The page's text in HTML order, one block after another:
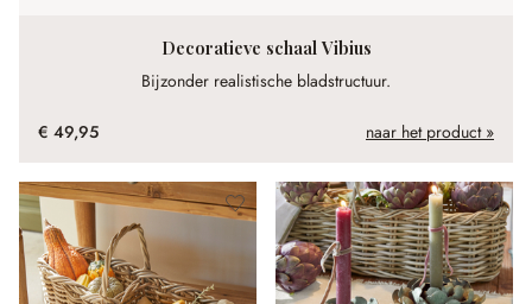
Decoratieve schaal Vibius
Bijzonder realistische bladstructuur.
€ 49,95 naar het product »